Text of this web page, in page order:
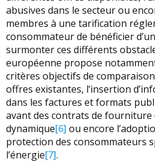
abusives dans le secteur ou
membres à une tarification
consommateur de bénéficier
surmonter ces différents
européenne propose
critères objectifs de
offres existantes, l’insertion
dans les factures et formats
avant des contrats de fourniture
dynamique[6] ou encore
protection des consommateurs
l’énergie[7].